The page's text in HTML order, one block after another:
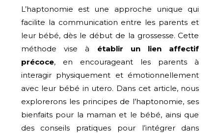
L’haptonomie est une approche unique qui
facilite la communication entre les parents et
leur bébé, dès le début de la grossesse. Cette
méthode vise à établir un lien affectif
précoce, en encourageant les parents à
interagir physiquement et émotionnellement
avec leur bébé in utero. Dans cet article, nous
explorerons les principes de l’haptonomie, ses
bienfaits pour la maman et le bébé, ainsi que
des conseils pratiques pour l’intégrer dans